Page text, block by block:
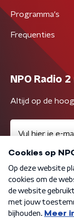
Programma's
Frequenties
NPO Radio
Altijd op de
Algemene